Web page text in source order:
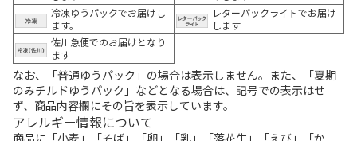
冷凍ゆうパックでお届けし
ます。
レターパックライトでお届け
します
佐川急便でのお届けとなり
ます
なお、「普通ゆうパック」の場合は表示しません。また、「夏期
のみチルドゆうパック」などとなる場合は、記号での表示はせ
ず、商品内容欄にその旨を表示しています。
アレルギー情報について
商品に「小麦」「そば」「卵」「乳」「落花生」「えび」「か